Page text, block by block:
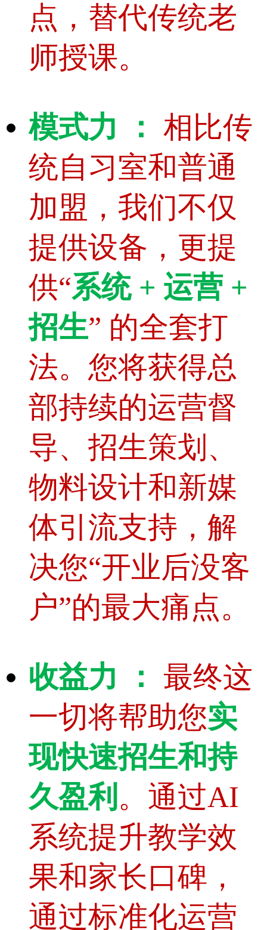
点，替代传统老
师授课。
模式力 ： 相比传
统自习室和普通
加盟，我们不仅
提供设备，更提
供“系统 + 运营 +
招生” 的全套打
法。您将获得总
部持续的运营督
导、招生策划、
物料设计和新媒
体引流支持，解
决您“开业后没客
户”的最大痛点。
收益力 ：
最终这
一切将帮助您实
现快速招生和持
久盈利 。通过AI
系统提升教学效
果和家长口碑，
通过标准化运营